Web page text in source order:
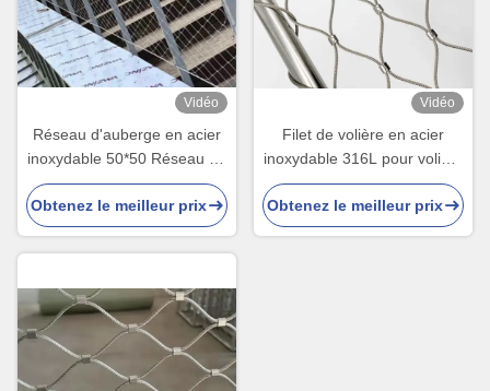
Vidéo
Réseau d'auberge en acier
inoxydable 50*50 Réseau de
corde
Obtenez le meilleur prix
Vidéo
Filet de volière en acier
inoxydable 316L pour volière
à oiseaux
Obtenez le meilleur prix